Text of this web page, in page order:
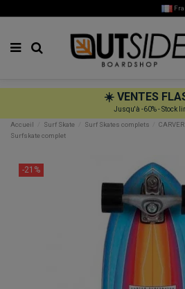
☀️ VENTES
Jusqu'à -60% - Stock
Accueil
Surf Skate Surf Skates complets
Surfskate complet
-21%